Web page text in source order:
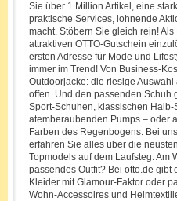
Sie über 1 Million Artikel, eine
praktische Services, lohnende
macht. Stöbern Sie gleich rein!
attraktiven OTTO-Gutschein
ersten Adresse für Mode und
immer im Trend! Von Business-
Outdoorjacke: die riesige
offen. Und den passenden Schuh
Sport-Schuhen, klassischen
atemberaubenden Pumps – oder
Farben des Regenbogens. Bei
erfahren Sie alles über die
Topmodels auf dem Laufsteg.
passendes Outfit? Bei otto.de gibt
Kleider mit Glamour-Faktor oder
Wohn-Accessoires und